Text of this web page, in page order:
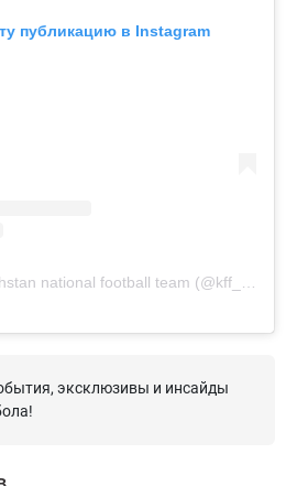
публикацию в Instagram
эксклюзивы и инсайды